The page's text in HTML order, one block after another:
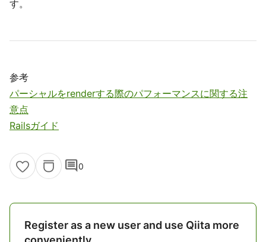
す。
参考
パーシャルをrenderする際のパフォーマンスに関する注
意点
Railsガイド
comment0
Register as a new user and use Qiita more